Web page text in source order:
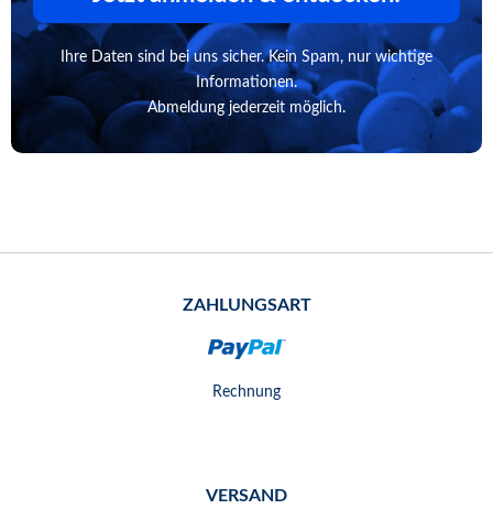
Ihre Daten sind bei uns sicher. Kein Spam, nur wichtige
Informationen.
Abmeldung jederzeit möglich.
ZAHLUNGSART
Rechnung
VERSAND